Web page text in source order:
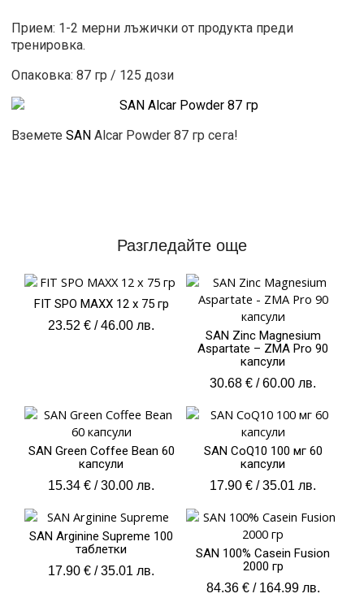
Прием: 1-2 мерни лъжички от продукта преди
тренировка.
Опаковка: 87 гр / 125 дози
ВземетеSAN Alcar Powder 87 гр сега!
Разгледайте още
FIT SPO MAXX 12 х 75 гр
23.52 € / 46.00 лв.
SAN Zinc Magnesium
Aspartate – ZMA Pro 90
капсули
30.68 € / 60.00 лв.
SAN Green Coffee Bean 60
капсули
15.34 € / 30.00 лв.
SAN CoQ10 100 мг 60
капсули
17.90 € / 35.01 лв.
SAN Arginine Supreme 100
таблетки
17.90 € / 35.01 лв.
SAN 100% Casein Fusion
2000 гр
84.36 €/ 164.99 лв.